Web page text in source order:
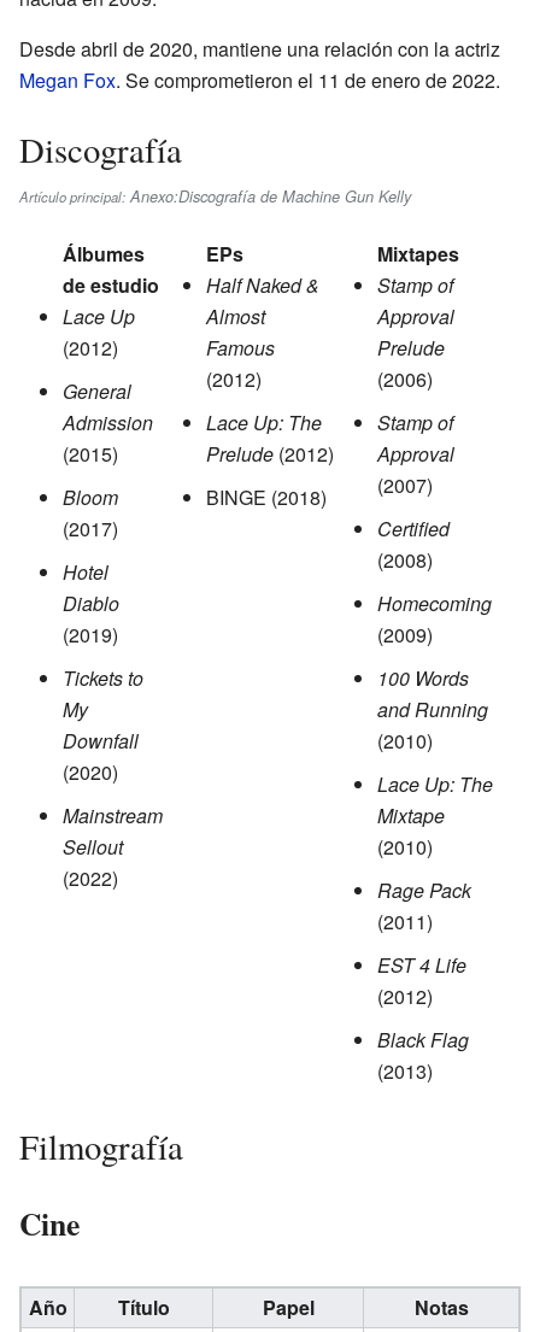
Desde abril de 2020, mantiene una relación con la actriz
Megan Fox. Se comprometieron el 11 de enero de 2022.
Discografía
Artículo principal: Anexo:Discografía de Machine Gun Kelly
Álbumes
de estudio
Lace Up
(2012)
General
Admission
(2015)
Bloom
(2017)
Hotel
Diablo
(2019)
Tickets to
My
Downfall
(2020)
Mainstream
Sellout
(2022)
EPs
Half Naked &
Almost
Famous
(2012)
Lace Up: The
Prelude (2012)
BINGE (2018)
Mixtapes
Stamp of
Approval
Prelude
(2006)
Stamp of
Approval
(2007)
Certified
(2008)
Homecoming
(2009)
100 Words
and Running
(2010)
Lace Up: The
Mixtape
(2010)
Rage Pack
(2011)
EST 4 Life
(2012)
Black Flag
(2013)
Filmografía
Cine
Año Título Papel
Notas